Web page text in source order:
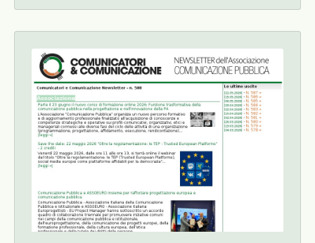
progettazione, affidamento, esecuzione,
rendicontazione)...